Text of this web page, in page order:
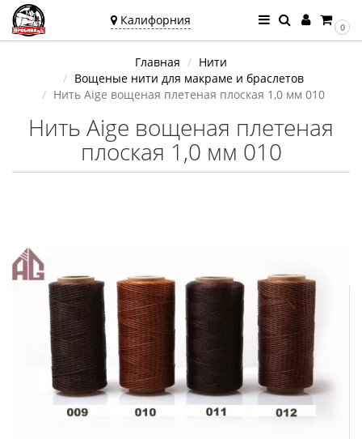
Калифорния
Калифорния
Угадали?
0
Главная
Нити
Вощеные нити для макраме и браслетов
Нить Aige вощеная плетеная плоская 1,0 мм 010
Нить Aige вощеная плетеная
плоская 1,0 мм 010